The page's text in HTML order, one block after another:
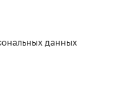
данных